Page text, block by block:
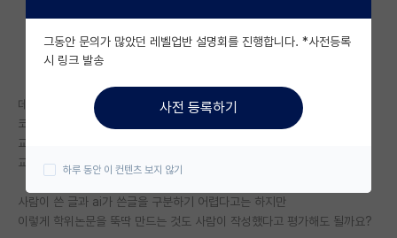
자유 게시판(아무개랩)
미국 유학 게시판
미국 대학원 합격 후기 게시판
대학원생 모집 게시판
연구실(PI) 홍보 게시판
석박사 채용 정보 게시판
데이터는 직접 구하는데,
코드부터 학위논문 초안까지 ai한테 맡겨버리고,
교수님한테 학위 논문 초안 나왔다고, 검토를 받았는데,
교수님이 논리도 맞고, 구성도 괜찮다며 칭찬을 하시더군요.
사람이 쓴 글과 ai가 쓴글을 구분하기 어렵다고는 하지만
이렇게 학위논문을 뚝딱 만드는 것도 사람이 작성했다고 평가해도 될까요?
그동안 문의가 많았던 레벨업반 설명회를 진행합니다. *사전등록
시 링크 발송
사전 등록하기
하루 동안 이 컨텐츠 보지 않기